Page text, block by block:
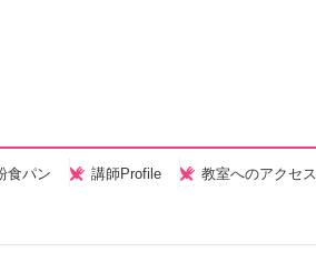
食パン 講師Profile 教室へのアクセス